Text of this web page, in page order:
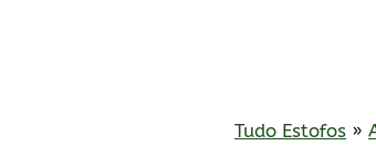
Tudo Estofos »